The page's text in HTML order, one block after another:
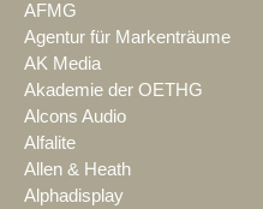
AFMG
Agentur für Markenträume
AK Media
Akademie der OETHG
Alcons Audio
Alfalite
Allen & Heath
Alphadisplay